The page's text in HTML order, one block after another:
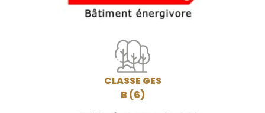
CLASSE GES
B (6)